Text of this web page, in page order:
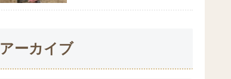
アーカイブ